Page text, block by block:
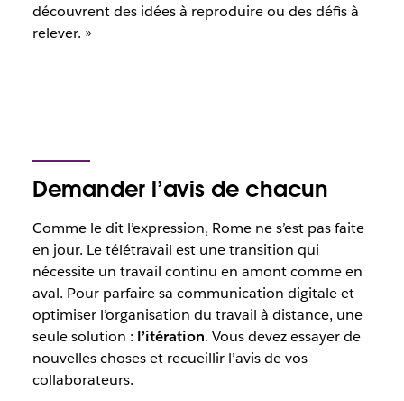
découvrent des idées à reproduire ou des défis à
relever. »
Demander l’avis de chacun
Comme le dit l’expression, Rome ne s’est pas faite
en jour. Le télétravail est une transition qui
nécessite un travail continu en amont comme en
aval. Pour parfaire sa communication digitale et
optimiser l’organisation du travail à distance, une
seule solution : l’itération. Vous devez essayer de
nouvelles choses et recueillir l’avis de vos
collaborateurs.